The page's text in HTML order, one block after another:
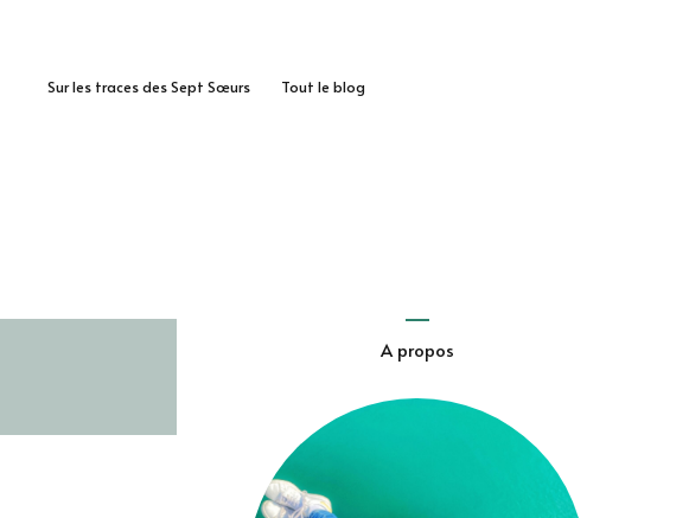
Sur les traces des Sept Sœurs Tout le blog
A propos